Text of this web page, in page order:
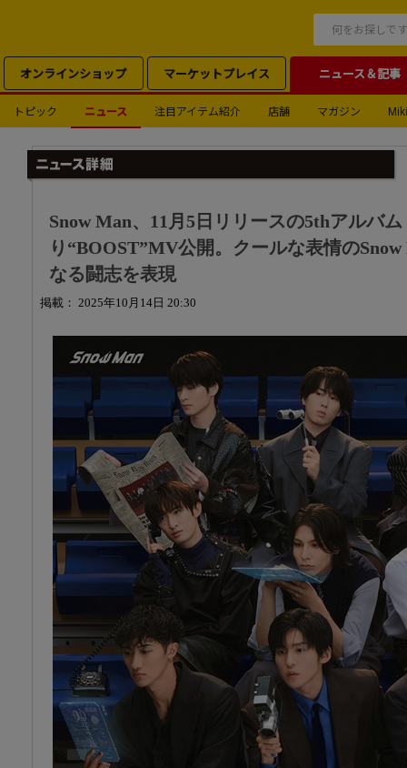
オンラインショップ マーケットプレイス ニュース＆記事
トピック ニュース 注目アイテム紹介 店舗 マガジン
Snow Man、11月5日リリースの5thアルバ
り“BOOST”MV公開。クールな表情の
なる闘志を表現
掲載： 2025年10月14日 20:30